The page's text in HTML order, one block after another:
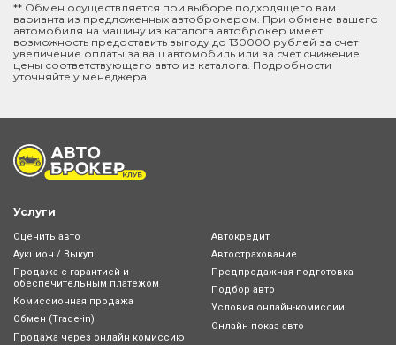
** Обмен осуществляется при выборе подходящего вам
варианта из предложенных автоброкером. При обмене вашего
автомобиля на машину из каталога автоброкер имеет
возможность предоставить выгоду до 130000 рублей за счет
увеличение оплаты за ваш автомобиль или за счет снижение
цены соответствующего авто из каталога. Подробности
уточняйте у менеджера.
Услуги
Оценить авто
Аукцион / Выкуп
Продажа с гарантией и
обеспечительным платежом
Комиссионная продажа
Обмен (Trade-in)
Продажа через онлайн комиссию
Автокредит
Автострахование
Предпродажная подготовка
Подбор авто
Условия онлайн-комиcсии
Онлайн показ авто